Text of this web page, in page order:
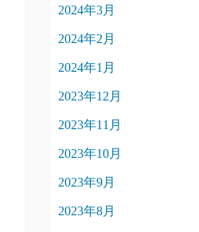
2024年3月
2024年2月
2024年1月
2023年12月
2023年11月
2023年10月
2023年9月
2023年8月